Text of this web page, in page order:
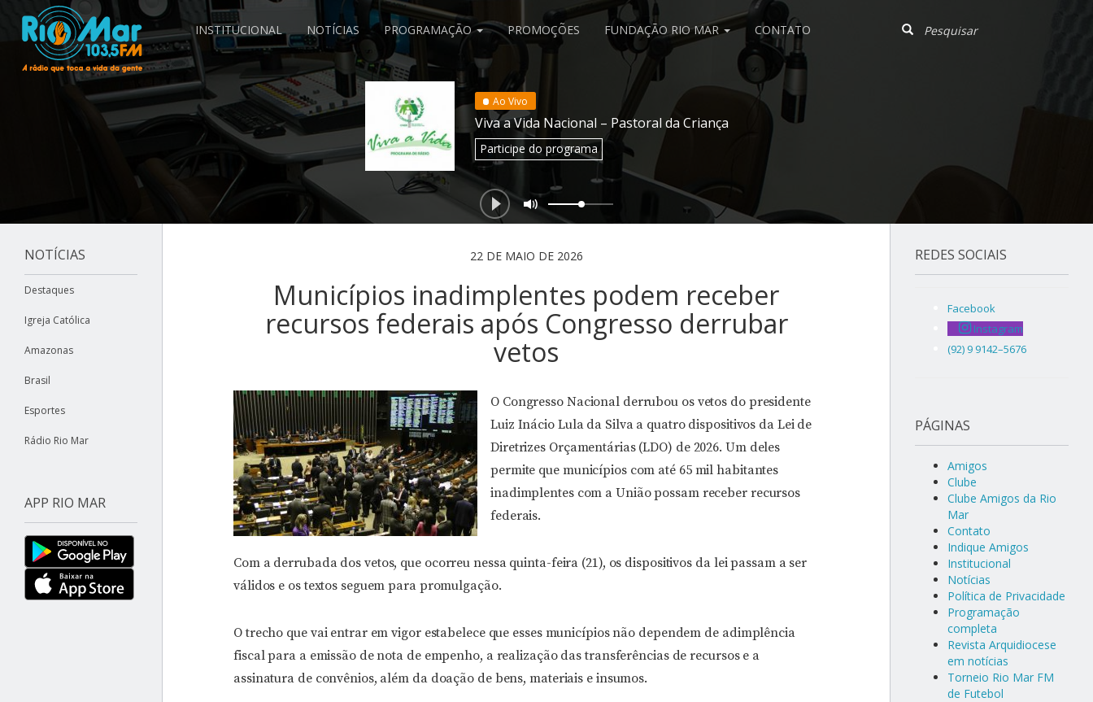
INSTITUCIONAL NOTÍCIAS PROGRAMAÇÃO PROMOÇÕES FUNDAÇÃO RIO MAR CONTATO
Ao Vivo
Viva a Vida Nacional – Pastoral da Criança
Participe do programa
NOTÍCIAS
Destaques
Igreja Católica
Amazonas
Brasil
Esportes
Rádio Rio Mar
APP RIO MAR
22 DE MAIO DE 2026
Municípios inadimplentes podem receber
recursos federais após Congresso derrubar
vetos
O Congresso Nacional derrubou os vetos do presidente
Luiz Inácio Lula da Silva a quatro dispositivos da Lei de
Diretrizes Orçamentárias (LDO) de 2026. Um deles
permite que municípios com até 65 mil habitantes
inadimplentes com a União possam receber recursos
federais.
Com a derrubada dos vetos, que ocorreu nessa quinta-feira (21), os dispositivos da lei passam a ser
válidos e os textos seguem para promulgação.
O trecho que vai entrar em vigor estabelece que esses municípios não dependem de adimplência
fiscal para a emissão de nota de empenho, a realização das transferências de recursos e a
assinatura de convênios, além da doação de bens, materiais e insumos.
REDES SOCIAIS
Facebook
Instagram
(92) 9 9142–5676
PÁGINAS
Amigos
Clube
Clube Amigos da Rio
Mar
Contato
Indique Amigos
Institucional
Notícias
Política de Privacidade
Programação
completa
Revista Arquidiocese
em notícias
Torneio Rio Mar FM
de Futebol